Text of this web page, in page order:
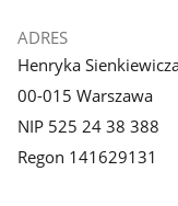
ADRES
Henryka
00-015 Warszawa
NIP 525 24 38 388
Regon 141629131